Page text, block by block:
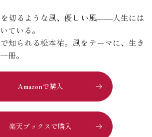
切るような風、優しい風――人生には
ている。
知られる松本祐。風をテーマに、生き
冊。
Amazonで購入
楽天ブックスで購入